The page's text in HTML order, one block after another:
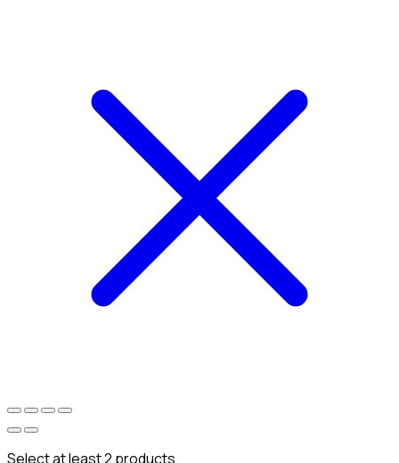
Select at least 2 products